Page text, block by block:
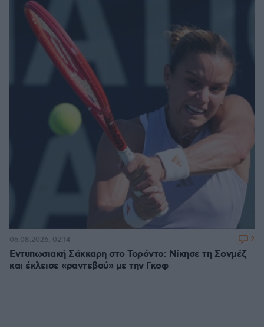
Εντυπωσιακή Σάκκαρη στο Τορόντο: Νίκησε τη Σονμέζ
και έκλεισε «ραντεβού» με την Γκοφ
06.08.2026, 02:14 2